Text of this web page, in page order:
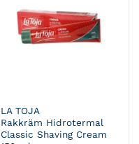
LA TOJA
Rakkräm Hidrotermal
Classic Shaving Cream